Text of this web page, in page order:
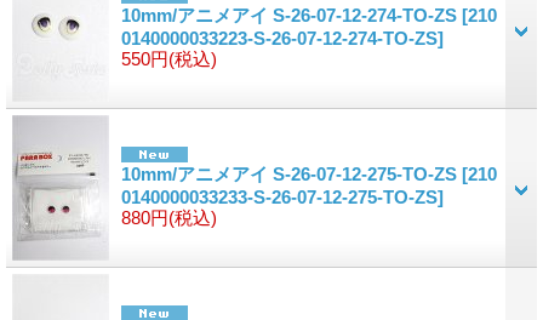
10mm/アニメアイ S-26-07-12-274-TO-ZS [210
0140000033223-S-26-07-12-274-TO-ZS]
550円(税込)
10mm/アニメアイ S-26-07-12-275-TO-ZS [210
0140000033233-S-26-07-12-275-TO-ZS]
880円(税込)